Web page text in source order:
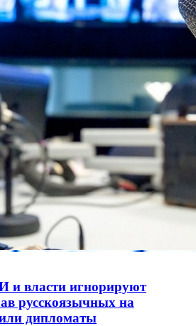
и власти игнорируют
русскоязычных на
дипломаты